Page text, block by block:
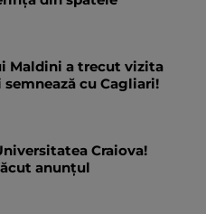
Maldini a trecut vizita
semnează cu Cagliari!
Craiova!
anunțul